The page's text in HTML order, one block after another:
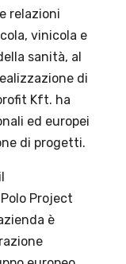
relazioni
vinicola e
sanità, al
di
Kft. ha
ed europei
di progetti.
Project
è